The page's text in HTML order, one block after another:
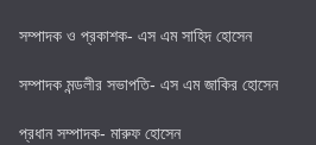
সম্পাদক ও প্রকাশক- এস এম সাহিদ হোসেন
সম্পাদক মন্ডলীর সভাপতি- এস এম জাকির হোসেন
প্রধান সম্পাদক- মারুফ হোসেন